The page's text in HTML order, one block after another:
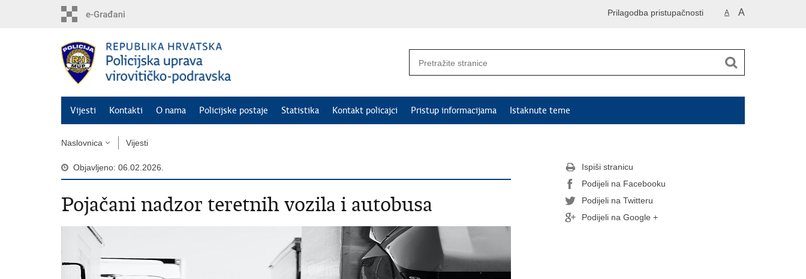
A A
Prilagodba pristupačnosti
Vijesti Kontakti O nama Policijske postaje Statistika Kontakt policajci Pristup informacijama Istaknute teme
Naslovnica Vijesti
Objavljeno: 06.02.2026.
Pojačani nadzor teretnih vozila i autobusa
Ispiši stranicu
Podijeli na Facebooku
Podijeli na Twitteru
Podijeli na Google +